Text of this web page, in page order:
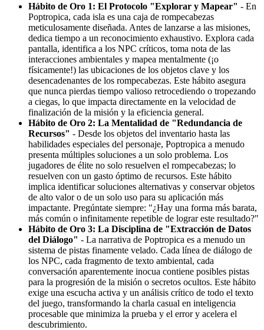
Hábito de Oro 1: El Protocolo "Explorar y Mapear" - En
Poptropica, cada isla es una caja de rompecabezas
meticulosamente diseñada. Antes de lanzarse a las misiones,
dedica tiempo a un reconocimiento exhaustivo. Explora cada
pantalla, identifica a los NPC críticos, toma nota de las
interacciones ambientales y mapea mentalmente (¡o
físicamente!) las ubicaciones de los objetos clave y los
desencadenantes de los rompecabezas. Este hábito asegura
que nunca pierdas tiempo valioso retrocediendo o tropezando
a ciegas, lo que impacta directamente en la velocidad de
finalización de la misión y la eficiencia general.
Hábito de Oro 2: La Mentalidad de "Redundancia de
Recursos" - Desde los objetos del inventario hasta las
habilidades especiales del personaje, Poptropica a menudo
presenta múltiples soluciones a un solo problema. Los
jugadores de élite no solo resuelven el rompecabezas; lo
resuelven con un gasto óptimo de recursos. Este hábito
implica identificar soluciones alternativas y conservar objetos
de alto valor o de un solo uso para su aplicación más
impactante. Pregúntate siempre: "¿Hay una forma más barata,
más común o infinitamente repetible de lograr este resultado?"
Hábito de Oro 3: La Disciplina de "Extracción de Datos
del Diálogo" - La narrativa de Poptropica es a menudo un
sistema de pistas finamente velado. Cada línea de diálogo de
los NPC, cada fragmento de texto ambiental, cada
conversación aparentemente inocua contiene posibles pistas
para la progresión de la misión o secretos ocultos. Este hábito
exige una escucha activa y un análisis crítico de todo el texto
del juego, transformando la charla casual en inteligencia
procesable que minimiza la prueba y el error y acelera el
descubrimiento.